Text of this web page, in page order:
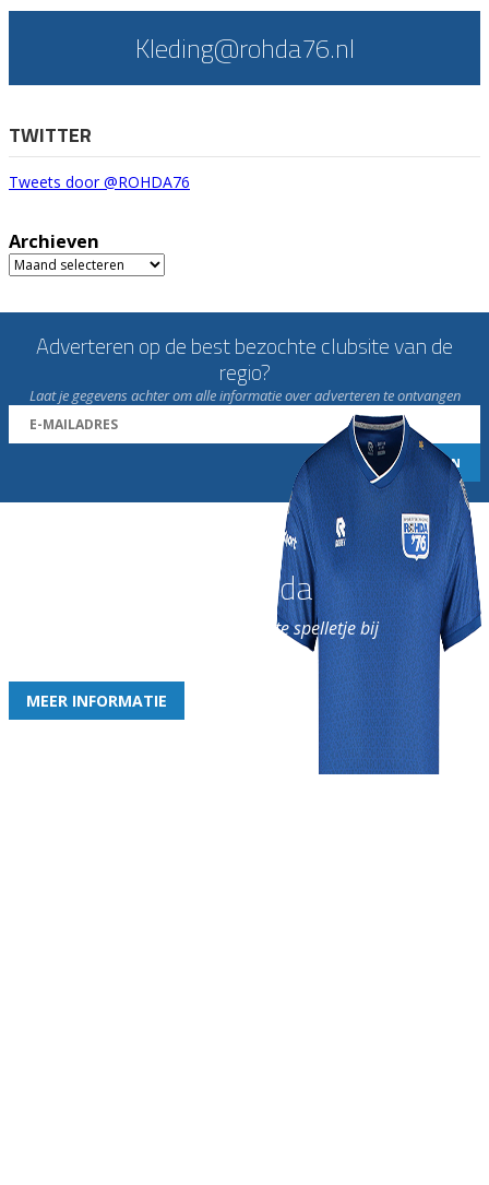
Kleding@rohda76.nl
TWITTER
Tweets door @ROHDA76
Archieven
Archieven
Adverteren op de best bezochte clubsite van de
regio?
Laat je gegevens achter om alle informatie over adverteren te ontvangen
Word nu lid van Rohda
en geniet iedere week van het leukste spelletje bij
MEER INFORMATIE